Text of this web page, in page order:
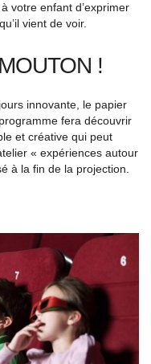
votre enfant d’exprimer
vient de voir.
!
innovante, le papier
fera découvrir
et créative qui peut
« expériences autour
à la fin de la projection.